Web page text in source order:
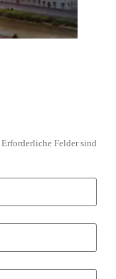
Erforderliche Felder sind